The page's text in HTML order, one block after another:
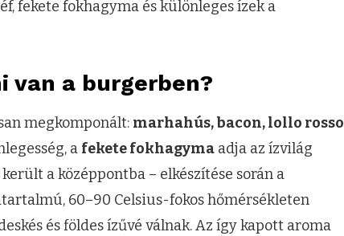
fekete fokhagyma és különleges ízek a
van a burgerben?
megkomponált: marhahús, bacon, lollo rosso
a fekete fokhagyma adja az ízvilág
a középpontba – elkészítése során a
60–90 Celsius-fokos hőmérsékleten
és földes ízűvé válnak. Az így kapott aroma